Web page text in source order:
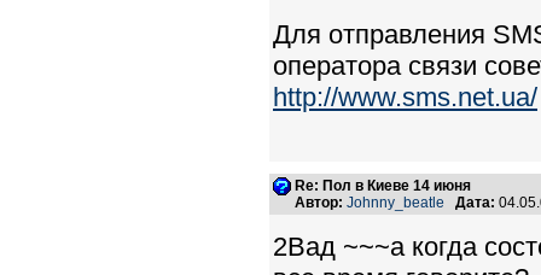
Для отправления
оператора связи
http://www.sms.net.ua/
Re: Пол в Киеве 14 июня
Автор: Johnny_beatle Дата:
2Вад ~~~а когда